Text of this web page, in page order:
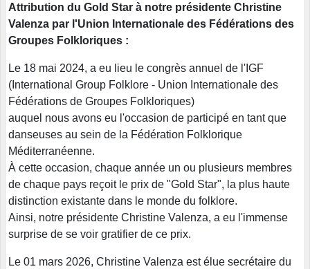
Attribution du Gold Star à notre présidente Christine
Valenza par l'Union Internationale des Fédérations des
Groupes Folkloriques :
Le 18 mai 2024, a eu lieu le congrès annuel de l'IGF
(International Group Folklore - Union Internationale des
Fédérations de Groupes Folkloriques)
auquel nous avons eu l'occasion de participé en tant que
danseuses au sein de la Fédération Folklorique
Méditerranéenne.
À cette occasion, chaque année un ou plusieurs membres
de chaque pays reçoit le prix de "Gold Star", la plus haute
distinction existante dans le monde du folklore.
Ainsi, notre présidente Christine Valenza, a eu l'immense
surprise de se voir gratifier de ce prix.
Le 01 mars 2026, Christine Valenza est élue secrétaire du